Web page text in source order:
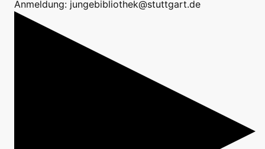
Anmeldung: jungebibliothek@stuttgart.de